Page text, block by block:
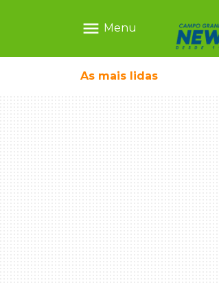
menu Menu
As mais lidas
crianças brasileiras